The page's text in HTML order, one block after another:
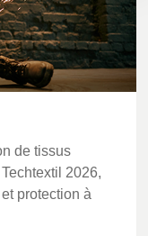
de tissus
2026,
protection à